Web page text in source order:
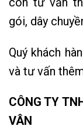
gói, dây
Quý khách
và tư vấn
CÔNG TY
VÂN